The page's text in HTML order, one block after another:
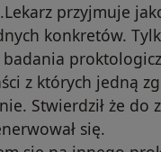
przyjmuje
konkretów.
z których jedną
Stwierdził że do
się.